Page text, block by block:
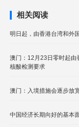
相关阅读
明日起，由香港台湾和外
澳门：12月23日零时起由
核酸检测要求
澳门：入境措施会逐步放
中国经济长期向好的基本